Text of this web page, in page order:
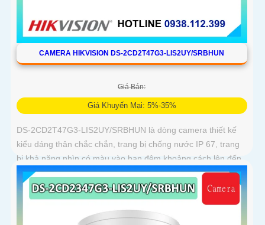
CAMERA HIKVISION DS-2CD2T47G3-LIS2UY/SRBHUN
Giá Bán:
Giá Khuyến Mại: 5%-35%
DS-2CD2T47G3-LIS2UY/SRBHUN là dòng camera thiết kế
kiểu dáng thân chắc chắn, trang bị chống nước IP 67, trang
bị khả năng nhìn có màu vào ban đêm khoảng cách lên đến
60m, phát hiện chuyển động và phân biệt được người và
phương tiện, ống kính 4